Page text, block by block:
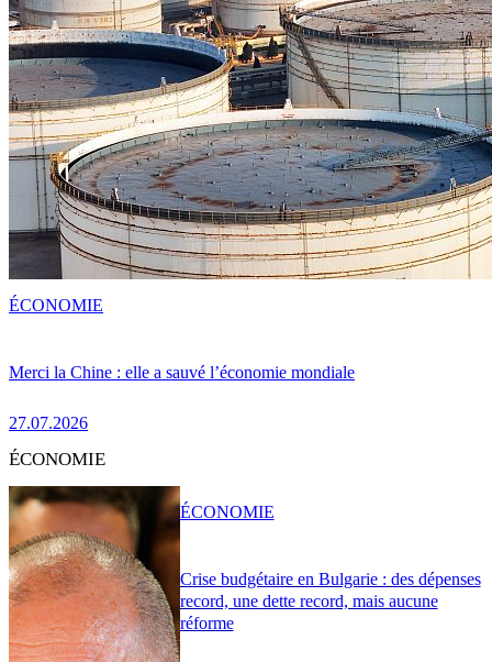
Merci la Chine : elle a sauvé l’économie mondiale
27.07.2026
ÉCONOMIE
ÉCONOMIE
Crise budgétaire en Bulgarie : des dépenses
record, une dette record, mais aucune
réforme
ÉCONOMIE